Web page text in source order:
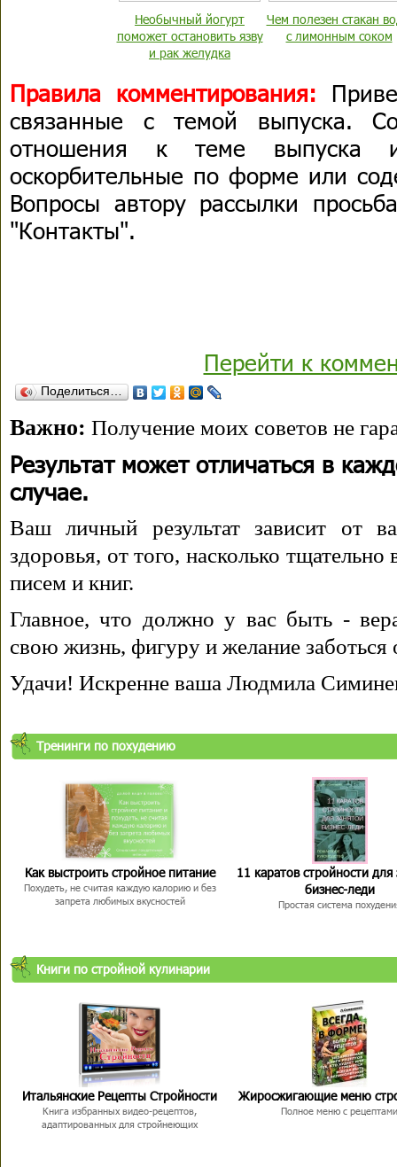
Необычный йогурт
поможет остановить язву
и рак желудка
Чем полезен стакан
с лимонным соком
Правила комментирования:
связанные с темой выпуска.
отношения к теме выпуска
оскорбительные по форме или
Вопросы автору рассылки
"Контакты".
Перейти к
Поделиться…
Важно: Получение моих советов не
Результат может отличаться в
случае.
Ваш личный результат зависит от
здоровья, от того, насколько
писем и книг.
Главное, что должно у вас быть -
свою жизнь, фигуру и желание заботься
Удачи! Искренне ваша Людмила
Тренинги по похудению
Как выстроить стройное питание
Похудеть, не считая каждую калорию и без
запрета любимых вкусностей
11 каратов стройности для
бизнес-леди
Простая система
Книги по стройной кулинарии
Итальянские Рецепты Стройности
Книга избранных видео-рецептов,
адаптированных для стройнеющих
Жиросжигающие меню
Полное меню с рецептами